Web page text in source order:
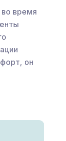
во время
он